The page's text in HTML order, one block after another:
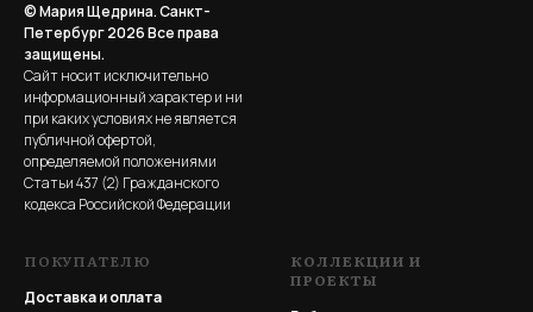
© Мария Щедрина. Санкт-
Петербург 2026Все права
защищены.
Сайт носит исключительно
информационный характер и ни
при каких условиях не является
публичной офертой,
определяемой положениями
Статьи 437 (2) Гражданского
кодекса Российской Федерации
ПОКУПАТЕЛЮ
Доставка и оплата
КОЛЛЕКЦИИ И
ПРОЕКТЫ